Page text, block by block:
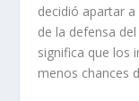
decidió apartar
de la defensa
significa que los
menos chances